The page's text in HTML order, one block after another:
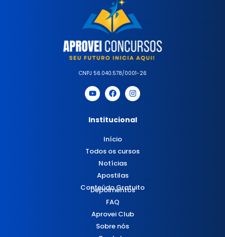
CNPJ 56.040.578/0001-26
Institucional
Início
Todos os cursos
Notícias
Apostilas
Conteúdo Gratuito
Depoimentos
FAQ
Aprovei Club
Sobre nós